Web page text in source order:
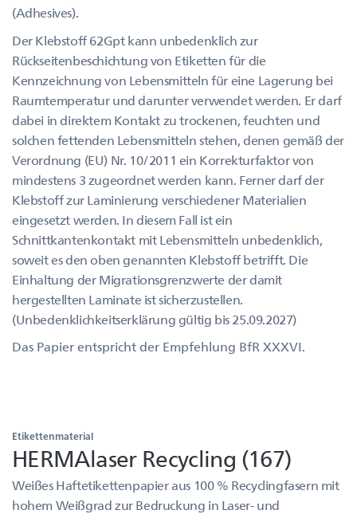
(Adhesives).
Der Klebstoff 62Gpt kann unbedenklich zur
Rückseitenbeschichtung von Etiketten für die
Kennzeichnung von Lebensmitteln für eine Lagerung bei
Raumtemperatur und darunter verwendet werden. Er darf
dabei in direktem Kontakt zu trockenen, feuchten und
solchen fettenden Lebensmitteln stehen, denen gemäß der
Verordnung (EU) Nr. 10/2011 ein Korrekturfaktor von
mindestens 3 zugeordnet werden kann. Ferner darf der
Klebstoff zur Laminierung verschiedener Materialien
eingesetzt werden. In diesem Fall ist ein
Schnittkantenkontakt mit Lebensmitteln unbedenklich,
soweit es den oben genannten Klebstoff betrifft. Die
Einhaltung der Migrationsgrenzwerte der damit
hergestellten Laminate ist sicherzustellen.
(Unbedenklichkeitserklärung gültig bis 25.09.2027)
Das Papier entspricht der Empfehlung BfR XXXVI.
Etikettenmaterial
HERMAlaser Recycling (167)
Weißes Haftetikettenpapier aus 100 % Recyclingfasern mit
hohem Weißgrad zur Bedruckung in Laser- und